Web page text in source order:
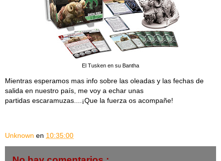
El Tusken en su Bantha
Mientras esperamos mas info sobre las oleadas y las fechas de
salida en nuestro país, me voy a echar unas
partidas escaramuzas....¡Que la fuerza os acompañe!
Unknown en 10:35:00